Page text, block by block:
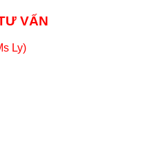
VẤN
Ly)